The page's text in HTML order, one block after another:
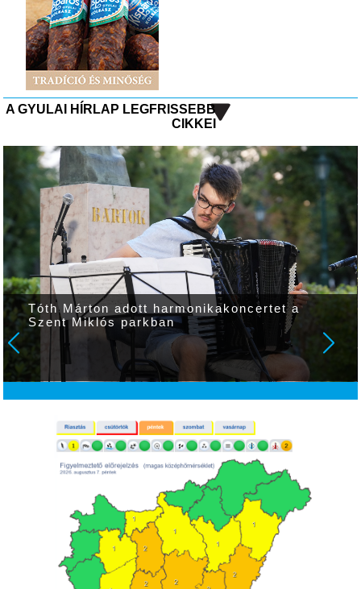
A GYULAI HÍRLAP LEGFRISSEBB
CIKKEI
Tóth Márton adott harmonikakoncertet a
Szent Miklós parkban